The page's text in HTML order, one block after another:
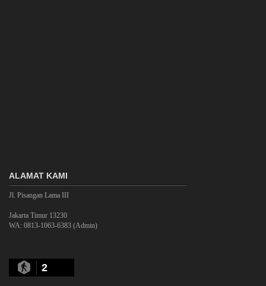
ALAMAT KAMI
Jl. Pisangan Lama III
Jakarta Timur 13230
WA: 0813-1063-6383 (Admin)
2